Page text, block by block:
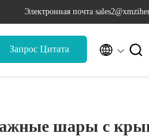
Электронная почта
Запрос Цитата  
шары с